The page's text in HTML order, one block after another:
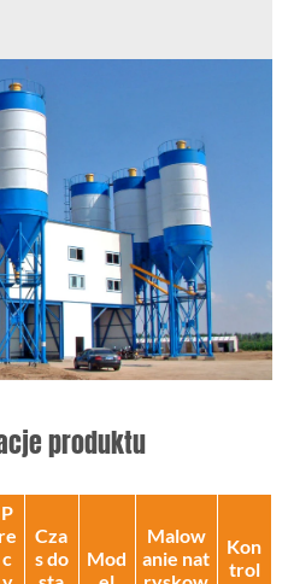
produktu
P
re
c
Cza
s do
Mod
Malow
anie nat
Kon
trol